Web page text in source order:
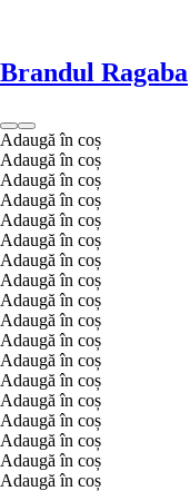
Brandul Ragaba
Adaugă în coș
Adaugă în coș
Adaugă în coș
Adaugă în coș
Adaugă în coș
Adaugă în coș
Adaugă în coș
Adaugă în coș
Adaugă în coș
Adaugă în coș
Adaugă în coș
Adaugă în coș
Adaugă în coș
Adaugă în coș
Adaugă în coș
Adaugă în coș
Adaugă în coș
Adaugă în coș